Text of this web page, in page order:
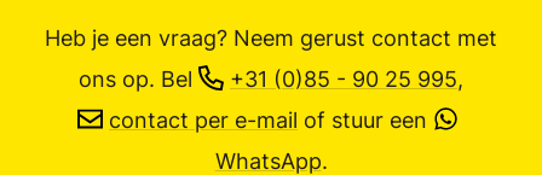
Heb je een vraag? Neem gerust contact met
ons op. Bel +31 (0)85 - 90 25 995,
contact per e-mail of stuur een
WhatsApp.